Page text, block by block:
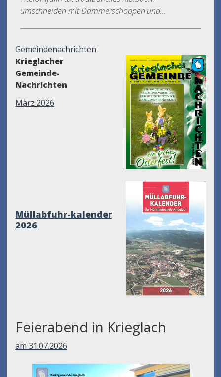
umschneiden mit Dämmerschoppen und...
Gemeindenachrichten
Krieglacher
Gemeinde-
Nachrichten
März 2026
Müllabfuhr-kalender
2026
Feierabend in Krieglach
am 31.07.2026